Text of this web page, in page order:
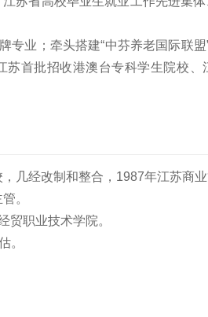
业；牵头搭建“中芬养老国际联盟
首批招收港澳台专科学生院校
几经改制和整合，1987年江苏商
。
贸职业技术学院。
。